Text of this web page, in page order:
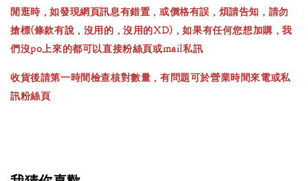
閒逛時，如發現網頁訊息有錯置，或價格有誤，煩請告知，請勿
搶標(條款有說，沒用的，沒用的XD)，如果有任何您想加購，我
們沒po上來的都可以直接粉絲頁或mail私訊
收貨後請第一時間檢查核對數量，有問題可於營業時間來電或私
訊粉絲頁